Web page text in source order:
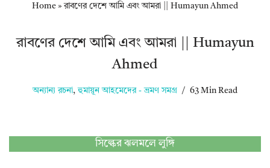
Home »রাবণের দেশে আমি এবং আমরা || Humayun Ahmed
রাবণের দেশে আমি এবং আমরা || Humayun
Ahmed
অন্যান্য রচনা, হুমায়ূন আহমেদের - ভ্রমণ সমগ্র 63 Min Read
সিল্কের ঝলমলে লুঙ্গি